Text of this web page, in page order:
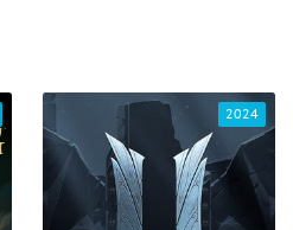
2024